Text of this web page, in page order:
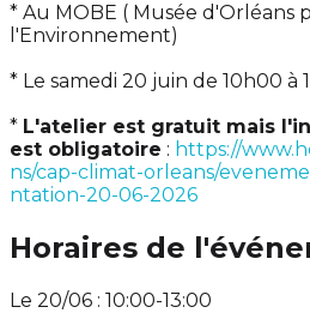
* Au MOBE ( Musée d'Orléans
l'Environnement)
* Le samedi 20 juin de 10h00 à
* L'atelier est gratuit mais
est obligatoire : https://
ns/cap-climat-orleans/
ntation-20-06-2026
Horaires de
Le 20/06 : 10:00-13:00